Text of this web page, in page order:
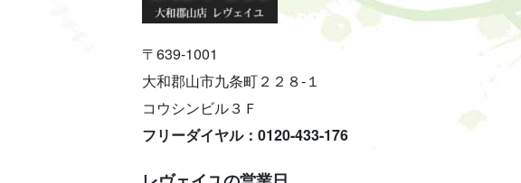
〒639-1001
大和郡山市九条町２２８-１
コウシンビル３Ｆ
フリーダイヤル：0120-433-176